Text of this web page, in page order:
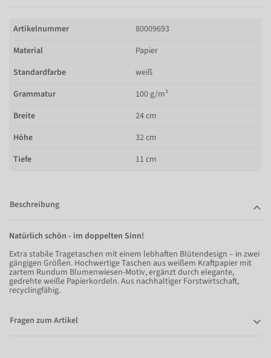
Artikelnummer
80009693
Material
Papier
Standardfarbe
weiß
Grammatur
100 g/m²
Breite
24 cm
Höhe
32 cm
Tiefe
11 cm
Beschreibung
Natürlich schön - im doppelten Sinn!
Extra stabile Tragetaschen mit einem lebhaften Blütendesign – in zwei
gängigen Größen. Hochwertige Taschen aus weißem Kraftpapier mit
zartem Rundum Blumenwiesen-Motiv, ergänzt durch elegante,
gedrehte weiße Papierkordeln. Aus nachhaltiger Forstwirtschaft,
recyclingfähig.
Fragen zum Artikel